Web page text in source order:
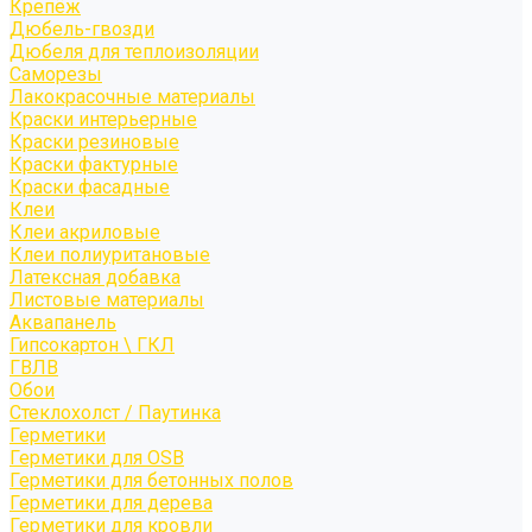
Крепёж
Дюбель-гвозди
Дюбеля для теплоизоляции
Саморезы
Лакокрасочные материалы
Краски интерьерные
Краски резиновые
Краски фактурные
Краски фасадные
Клеи
Клеи акриловые
Клеи полиуритановые
Латексная добавка
Листовые материалы
Аквапанель
Гипсокартон \ ГКЛ
ГВЛВ
Обои
Стеклохолст / Паутинка
Герметики
Герметики для OSB
Герметики для бетонных полов
Герметики для дерева
Герметики для кровли